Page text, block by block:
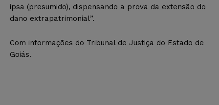
ipsa (presumido), dispensando a prova da extensão do
dano extrapatrimonial”.
Com informações do Tribunal de Justiça do Estado de
Goiás.